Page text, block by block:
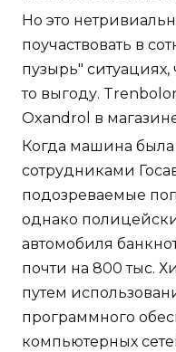
Но это
поучаствовать в
пузырь" ситуациях,
то выгоду.
Oxandrol в
Когда машина
сотрудниками
подозреваемые
однако
автомобиля
почти на 800 тыс.
путем
программного
компьютерных